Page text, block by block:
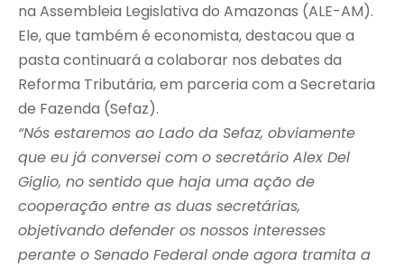
na Assembleia Legislativa do Amazonas (ALE-AM).
Ele, que também é economista, destacou que a
pasta continuará a colaborar nos debates da
Reforma Tributária, em parceria com a Secretaria
de Fazenda (Sefaz).
“Nós estaremos ao Lado da Sefaz, obviamente
que eu já conversei com o secretário Alex Del
Giglio, no sentido que haja uma ação de
cooperação entre as duas secretárias,
objetivando defender os nossos interesses
perante o Senado Federal onde agora tramita a